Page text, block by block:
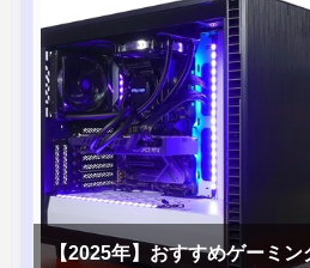
【2025年】おすすめゲーミ